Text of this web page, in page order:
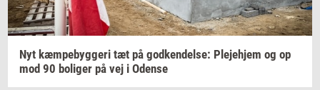
Nyt kæm­pe­byg­ge­ri tæt på god­ken­del­se: Ple­je­hjem og op
mod 90 bo­li­ger på vej i Oden­se